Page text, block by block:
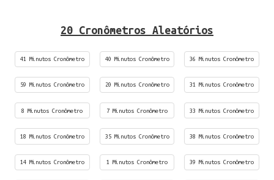
20 Cronômetros Aleatórios
41 Minutos Cronômetro 40 Minutos Cronômetro 36 Minutos Cronômetro
59 Minutos Cronômetro 20 Minutos Cronômetro 31 Minutos Cronômetro
8 Minutos Cronômetro 7 Minutos Cronômetro 33 Minutos Cronômetro
18 Minutos Cronômetro 35 Minutos Cronômetro 38 Minutos Cronômetro
14 Minutos Cronômetro 1 Minutos Cronômetro 39 Minutos Cronômetro